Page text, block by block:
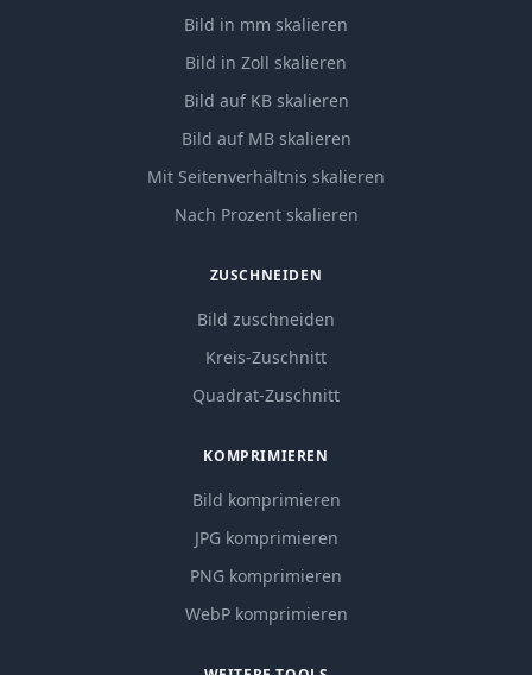
Bild in mm skalieren
Bild in Zoll skalieren
Bild auf KB skalieren
Bild auf MB skalieren
Mit Seitenverhältnis skalieren
Nach Prozent skalieren
ZUSCHNEIDEN
Bild zuschneiden
Kreis-Zuschnitt
Quadrat-Zuschnitt
KOMPRIMIEREN
Bild komprimieren
JPG komprimieren
PNG komprimieren
WebP komprimieren